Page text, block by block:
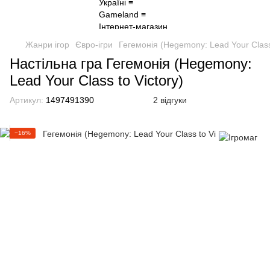
Жанри ігор Євро-ігри Гегемонія (Hegemony: Lead Your
Настільна гра Гегемонія (Hegemony:
Lead Your Class to Victory)
Артикул: 1497491390 2 відгуки
−16%